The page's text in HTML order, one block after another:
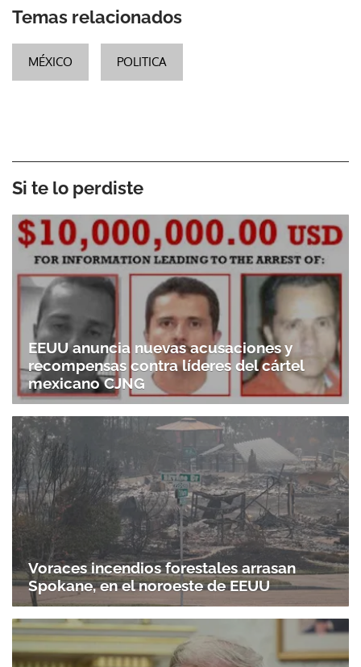
Temas relacionados
MÉXICO POLITICA
Si te lo perdiste
EEUU anuncia nuevas acusaciones y
recompensas contra líderes del cártel
mexicano CJNG
Voraces incendios forestales arrasan
Spokane, en el noroeste de EEUU